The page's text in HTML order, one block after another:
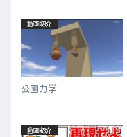
動画紹介
公園力学
動画紹介